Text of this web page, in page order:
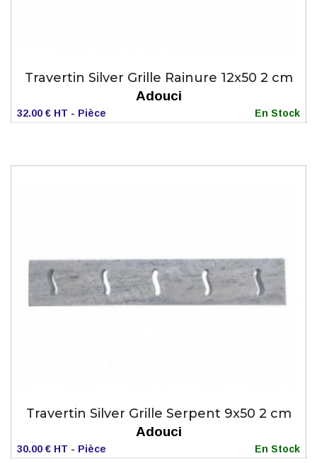
Travertin Silver Grille Rainure 12x50 2 cm
Adouci
32.00 € HT - Pièce En Stock
Travertin Silver Grille Serpent 9x50 2 cm
Adouci
30.00 € HT - Pièce En Stock